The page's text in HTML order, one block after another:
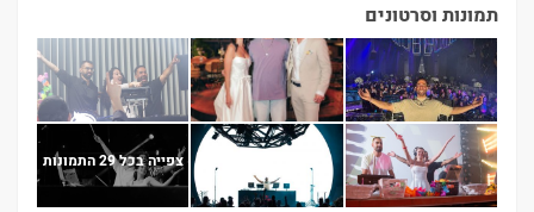
תמונות וסרטונים
צפייה בכל 29 התמונות